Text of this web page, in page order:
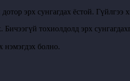
эрх сунгагдах ёстой.
Бичээгүй тохиолдолд эрх
нэмэгдэх болно.